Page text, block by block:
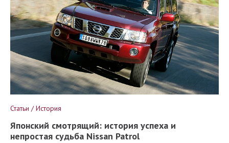
Статьи / История
Японский смотрящий: история успеха и
непростая судьба Nissan Patrol